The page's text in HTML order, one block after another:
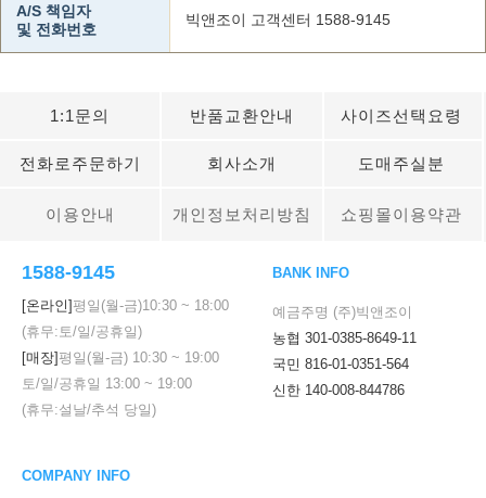
A/S 책임자
및 전화번호
빅앤조이 고객센터 1588-9145
1:1문의 반품교환안내 사이즈선택요령
전화로주문하기 회사소개 도매주실분
이용안내 개인정보처리방침 쇼핑몰이용약관
1588-9145
[온라인] 평일(월-금)10:30 ~ 18:00
(휴무:토/일/공휴일)
[매장] 평일(월-금) 10:30 ~ 19:00
토/일/공휴일 13:00 ~ 19:00
(휴무:설날/추석 당일)
BANK INFO
예금주명 (주)빅앤조이
농협 301-0385-8649-11
국민 816-01-0351-564
신한 140-008-844786
COMPANY INFO